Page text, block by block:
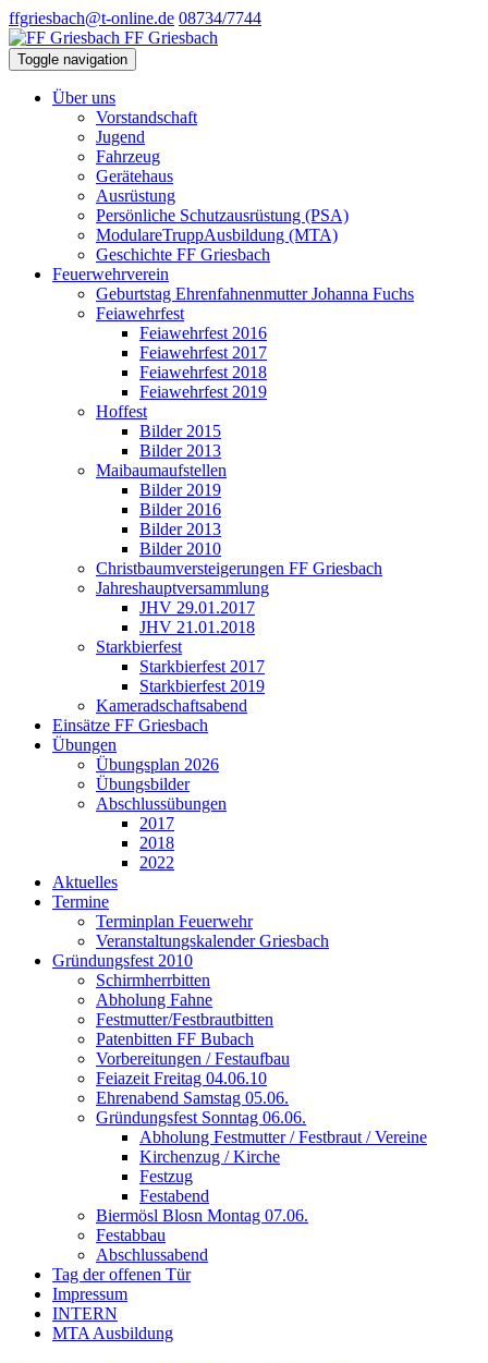
ffgriesbach@t-online.de 08734/7744
FF Griesbach
Toggle navigation
Über uns
Vorstandschaft
Jugend
Fahrzeug
Gerätehaus
Ausrüstung
Persönliche Schutzausrüstung (PSA)
ModulareTruppAusbildung (MTA)
Geschichte FF Griesbach
Feuerwehrverein
Geburtstag Ehrenfahnenmutter Johanna Fuchs
Feiawehrfest
Feiawehrfest 2016
Feiawehrfest 2017
Feiawehrfest 2018
Feiawehrfest 2019
Hoffest
Bilder 2015
Bilder 2013
Maibaumaufstellen
Bilder 2019
Bilder 2016
Bilder 2013
Bilder 2010
Christbaumversteigerungen FF Griesbach
Jahreshauptversammlung
JHV 29.01.2017
JHV 21.01.2018
Starkbierfest
Starkbierfest 2017
Starkbierfest 2019
Kameradschaftsabend
Einsätze FF Griesbach
Übungen
Übungsplan 2026
Übungsbilder
Abschlussübungen
2017
2018
2022
Aktuelles
Termine
Terminplan Feuerwehr
Veranstaltungskalender Griesbach
Gründungsfest 2010
Schirmherrbitten
Abholung Fahne
Festmutter/Festbrautbitten
Patenbitten FF Bubach
Vorbereitungen / Festaufbau
Feiazeit Freitag 04.06.10
Ehrenabend Samstag 05.06.
Gründungsfest Sonntag 06.06.
Abholung Festmutter / Festbraut / Vereine
Kirchenzug / Kirche
Festzug
Festabend
Biermösl Blosn Montag 07.06.
Festabbau
Abschlussabend
Tag der offenen Tür
Impressum
INTERN
MTA Ausbildung